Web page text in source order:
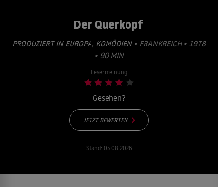
Der Querkopf
PRODUZIERT IN EUROPA, KOMÖDIEN• FRANKREICH • 1978
• 90 MIN
Lesermeinung
Gesehen?
JETZT BEWERTEN
Stand: 05.08.2026